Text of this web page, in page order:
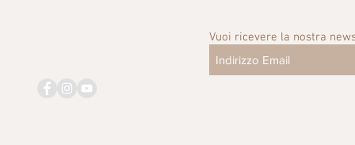
Vuoi ricevere la nostra